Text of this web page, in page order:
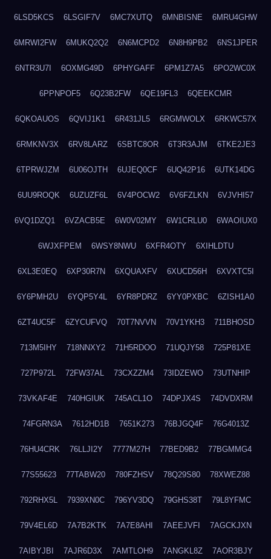
6LSD5KCS 6LSGIF7V 6MC7XUTQ 6MNBISNE 6MRU4GHW
6MRWI2FW 6MUKQ2Q2 6N6MCPD2 6N8H9PB2 6NS1JPER
6NTR3U7I 6OXMG49D 6PHYGAFF 6PM1Z7A5 6PO2WC0X
6PPNPOF5 6Q23B2FW 6QE19FL3 6QEEKCMR
6QKOAUOS 6QVIJ1K1 6R431JL5 6RGMWOLX 6RKWC57X
6RMKNV3X 6RV8LARZ 6SBTC8OR 6T3R3AJM 6TKE2JE3
6TPRWJZM 6U06OJTH 6UJEQ0CF 6UQ42P16 6UTK14DG
6UU9ROQK 6UZUZF6L 6V4POCW2 6V6FZLKN 6VJVHI57
6VQ1DZQ1 6VZACB5E 6W0V02MY 6W1CRLU0 6WAOIUX0
6WJXFPEM 6WSY8NWU 6XFR4OTY 6XIHLDTU
6XL3E0EQ 6XP30R7N 6XQUAXFV 6XUCD56H 6XVXTC5I
6Y6PMH2U 6YQP5Y4L 6YR8PDRZ 6YY0PXBC 6ZISH1A0
6ZT4UC5F 6ZYCUFVQ 70T7NVVN 70V1YKH3 711BHOSD
713M5IHY 718NNXY2 71H5RDOO 71UQJY58 725P81XE
727P972L 72FW37AL 73CXZZM4 73IDZEWO 73UTNHIP
73VKAF4E 740HGIUK 745ACL1O 74DPJX4S 74DVDXRM
74FGRN3A 7612HD1B 7651K273 76BJGQ4F 76G4013Z
76HU4CRK 76LLJI2Y 7777M27H 77BED9B2 77BGMMG4
77S55623 77TABW20 780FZHSV 78Q29S80 78XWEZ88
792RHX5L 7939XN0C 796YV3DQ 79GHS38T 79L8YFMC
79V4EL6D 7A7B2KTK 7A7E8AHI 7AEEJVFI 7AGCKJXN
7AIBYJBI 7AJR6D3X 7AMTLOH9 7ANGKL8Z 7AOR3BJY